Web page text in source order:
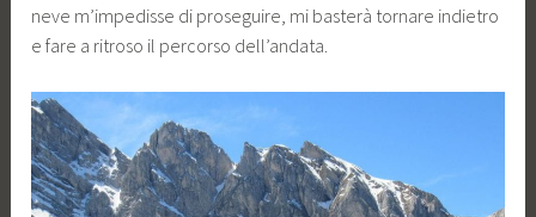
neve m’impedisse di proseguire, mi basterà tornare indietro
e fare a ritroso il percorso dell’andata.